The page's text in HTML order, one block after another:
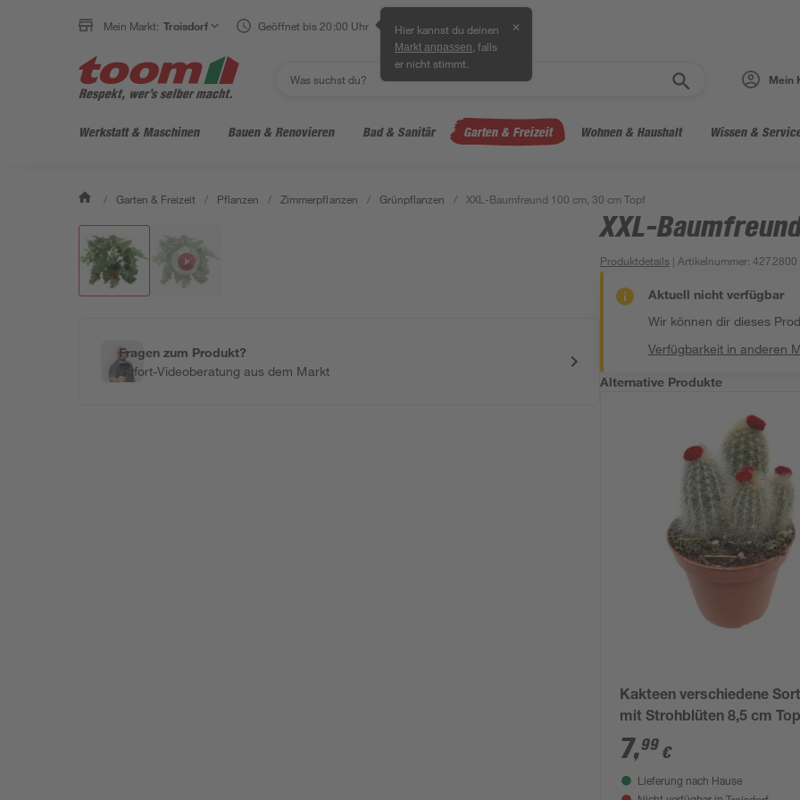
Mein Markt: Troisdorf Geöffnet bis 20:00 Uhr Hier kannst du deinen
Markt anpassen , falls
er nicht stimmt.
✕
Mein
Werkstatt & Maschinen Bauen & Renovieren Bad & Sanitär Garten & Freizeit Wohnen & Haushalt Wissen &
/ Garten & Freizeit / Pflanzen / Zimmerpflanzen / Grünpflanzen / XXL-Baumfreund 100 cm, 30 cm Topf
Fragen zum Produkt?
Sofort-Videoberatung aus dem Markt
XXL-
Produktdetails | Artikelnummer:4272800
Aktuell nicht verfügbar
Wir können dir dieses
Verfügbarkeit in anderen
Alternative Produkte
Kakteen verschiedene
mit Strohblüten 8,5 cm
7,99 €
Lieferung nach Hause